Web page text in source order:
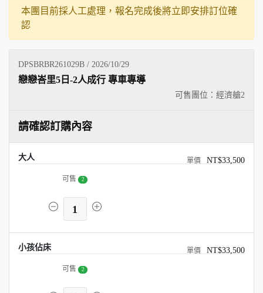
本團目前採人工處理，報名完成後將立即安排訂位確
認
DPSBRBR261029B / 2026/10/29
可售團位：經濟艙2
戀戀峇里5日-2人成行 專車專導
請確認訂購內容
大人 NT$33,500
可售 2
1
小孩佔床 NT$33,500
可售 2